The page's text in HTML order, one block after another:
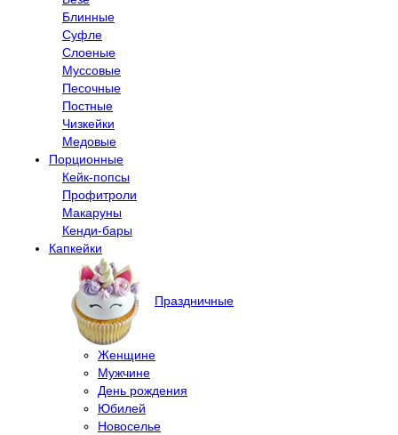
Блинные
Суфле
Слоеные
Муссовые
Песочные
Постные
Чизкейки
Медовые
Порционные
Кейк-попсы
Профитроли
Макаруны
Кенди-бары
Капкейки
Праздничные
Женщине
Мужчине
День рождения
Юбилей
Новоселье